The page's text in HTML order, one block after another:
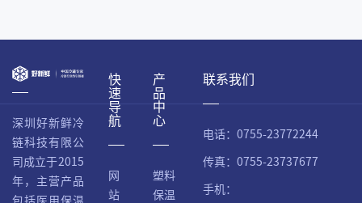
深圳好新鲜冷
链科技有限公
司成立于2015
年，主营产品
包括医用保温
快
速
导
航
网
站
产
品
中
心
塑料
保温
联系我们
电话：0755-23772244
传真：0755-23737677
手机：